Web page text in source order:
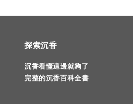
探索沉香
沉香看懂這邊就夠了
完整的沉香百科全書